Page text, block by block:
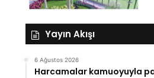
Yayın Akışı
6 Ağustos 2026
Harcamalar kamuoyuyla